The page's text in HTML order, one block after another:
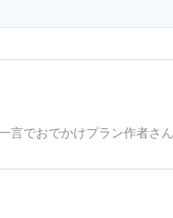
言でおでかけプラン作者さ